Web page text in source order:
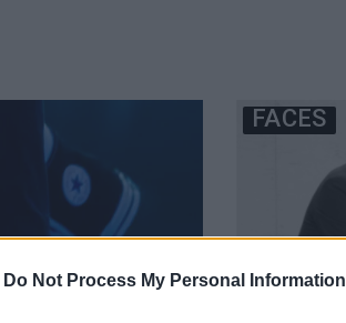
Do Not Process My Personal Information
FACES